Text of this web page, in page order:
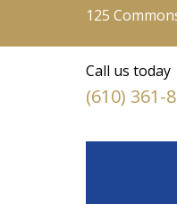
125
Call us today
(610) 361-